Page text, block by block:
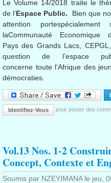
Le Volume 14/2018 traite le
de l’Espace Public. Bien que
attention portespécialement
laCommunauté Economique
Pays des Grands Lacs,
question de l’espace
concerne toute l’Afrique des
démocraties.
Identifiez-Vous pour poster des
Vol.13 Nos. 1-2
Concept, Contexte et
Soumis par NZEYIMANAle jeu,